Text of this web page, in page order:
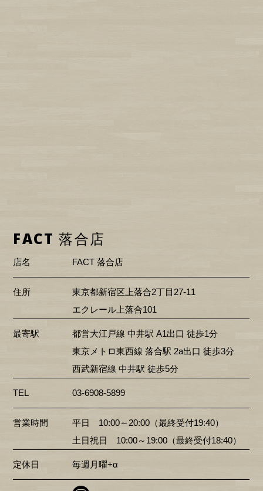
FACT 落合店
店名 FACT 落合店
住所
東京都新宿区上落合2丁目27-11
エクレール上落合101
最寄駅
都営大江戸線 中井駅 A1出口 徒歩1分
東京メトロ東西線 落合駅 2a出口 徒歩3分
西武新宿線 中井駅 徒歩5分
TEL 03-6908-5899
営業時間
平日 10:00～20:00（最終受付19:40）
土日祝日 10:00～19:00（最終受付18:40）
定休日 毎週月曜+α